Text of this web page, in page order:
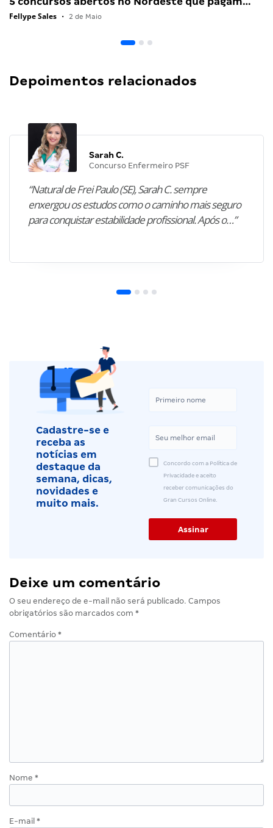
Fellype Sales • 2 de Maio
Depoimentos relacionados
Sarah C.
Concurso Enfermeiro PSF
“Natural de Frei Paulo (SE), Sarah C. sempre
enxergou os estudos como o caminho mais seguro
para conquistar estabilidade profissional. Após o…”
Cadastre-se e
receba as
notícias em
destaque da
semana, dicas,
novidades e
muito mais.
Concordo com a Política de
Privacidade e aceito
receber comunicações do
Gran Cursos Online.
Deixe um comentário
O seu endereço de e-mail não será publicado. Campos
obrigatórios são marcados com *
Comentário *
Nome *
E-mail *